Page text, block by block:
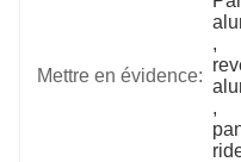
Mettre en évidence:
,
,